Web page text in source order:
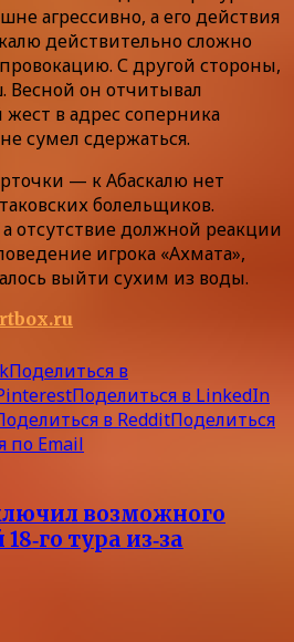
агрессивно, а его действия
действительно сложно
С другой стороны,
Весной он отчитывал
в адрес соперника
сумел сдержаться.
— к Абаскалю нет
болельщиков.
отсутствие должной реакции
игрока «Ахмата»,
выйти сухим из воды.
Поделиться в
Поделиться в LinkedIn
в RedditПоделиться
по Email
возможного
тура из‑за